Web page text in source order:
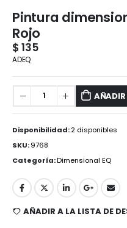
Pintura
Rojo
$ 135
ADEQ
Disponibilidad:2 disponibles
SKU:9768
Categoría:Dimensional EQ
AÑADIR A LA LISTA DE